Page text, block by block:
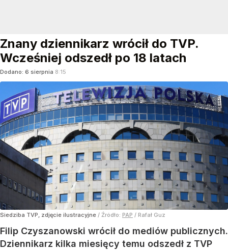
Znany dziennikarz wrócił do TVP.
Wcześniej odszedł po 18 latach
Dodano: 6 sierpnia 8:15
Siedziba TVP, zdjęcie ilustracyjne / Źródło: PAP / Rafał Guz
Filip Czyszanowski wrócił do mediów publicznych.
Dziennikarz kilka miesięcy temu odszedł z TVP